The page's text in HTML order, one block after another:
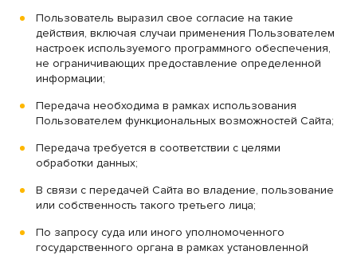
Пользователь выразил свое согласие на такие
действия, включая случаи применения Пользователем
настроек используемого программного обеспечения,
не ограничивающих предоставление определенной
информации;
Передача необходима в рамках использования
Пользователем функциональных возможностей Сайта;
Передача требуется в соответствии с целями
обработки данных;
В связи с передачей Сайта во владение, пользование
или собственность такого третьего лица;
По запросу суда или иного уполномоченного
государственного органа в рамках установленной